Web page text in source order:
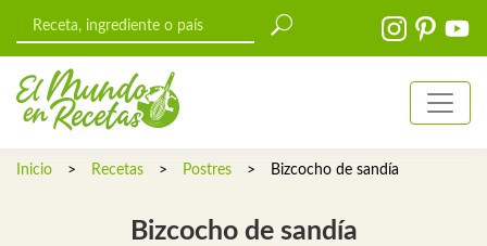
Inicio > Recetas > Postres > Bizcocho de sandía
Bizcocho de sandía